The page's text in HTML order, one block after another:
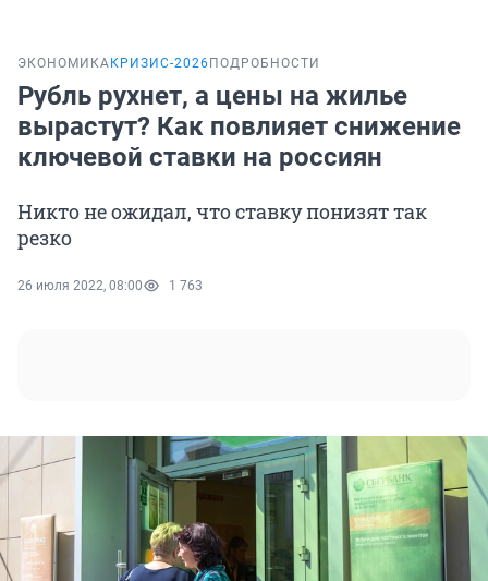
ЭКОНОМИКА КРИЗИС-2026 ПОДРОБНОСТИ
Рубль рухнет, а цены на жилье
вырастут? Как повлияет снижение
ключевой ставки на россиян
Никто не ожидал, что ставку понизят так
резко
26 июля 2022, 08:00 1 763